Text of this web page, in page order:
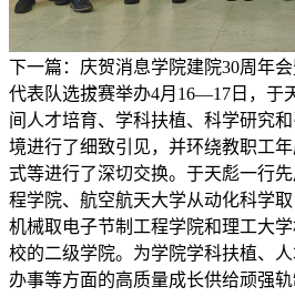
下一篇：庆贺消息学院建院30周年
代表队选拔赛举办4月16—17日，于
间人才培育、学科扶植、科学研究
境进行了细致引见，并环绕教职工
式等进行了深切交换。于天彪一行
程学院、航空航天大学从动化科学
机械取电子节制工程学院和理工大
校的二级学院。为学院学科扶植、
办事等方面的高质量成长供给顽强轨